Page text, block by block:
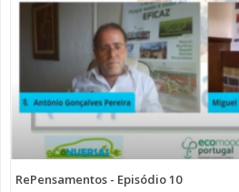
RePensamentos - Episódio 10